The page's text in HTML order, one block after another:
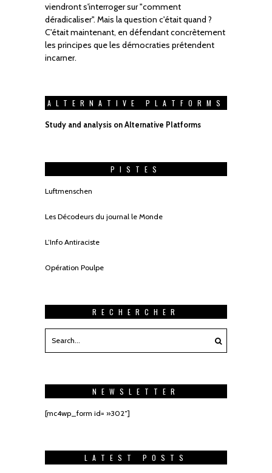
viendront s'interroger sur "comment
déradicaliser". Mais la question c'était quand ?
C'était maintenant, en défendant concrètement
les principes que les démocraties prétendent
incarner.
ALTERNATIVE PLATFORMS
Study and analysis on Alternative Platforms
PISTES
Luftmenschen
Les Décodeurs du journal le Monde
L’Info Antiraciste
Opération Poulpe
RECHERCHER
NEWSLETTER
[mc4wp_form id= »302″]
LATEST POSTS